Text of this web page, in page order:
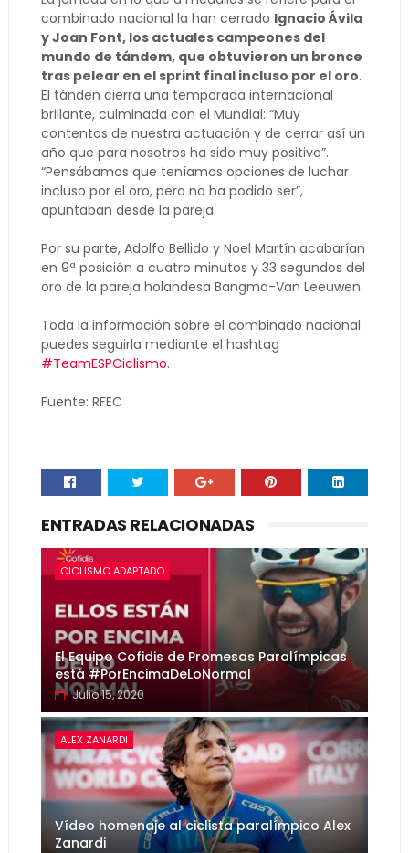
combinado nacional la han cerrado Ignacio Ávila
y Joan Font, los actuales campeones del
mundo de tándem, que obtuvieron un bronce
tras pelear en el sprint final incluso por el oro.
El tánden cierra una temporada internacional
brillante, culminada con el Mundial: “Muy
contentos de nuestra actuación y de cerrar así un
año que para nosotros ha sido muy positivo”.
“Pensábamos que teníamos opciones de luchar
incluso por el oro, pero no ha podido ser”,
apuntaban desde la pareja.
Por su parte, Adolfo Bellido y Noel Martín acabarían
en 9ª posición a cuatro minutos y 33 segundos del
oro de la pareja holandesa Bangma-Van Leeuwen.
Toda la información sobre el combinado nacional
puedes seguirla mediante el hashtag
#TeamESPCiclismo.
Fuente: RFEC
ENTRADAS RELACIONADAS
CICLISMO ADAPTADO
El Equipo Cofidis de Promesas Paralímpicas
está #PorEncimaDeLoNormal
Julio 15, 2020
ALEX ZANARDI
Vídeo homenaje al ciclista paralímpico Alex
Zanardi